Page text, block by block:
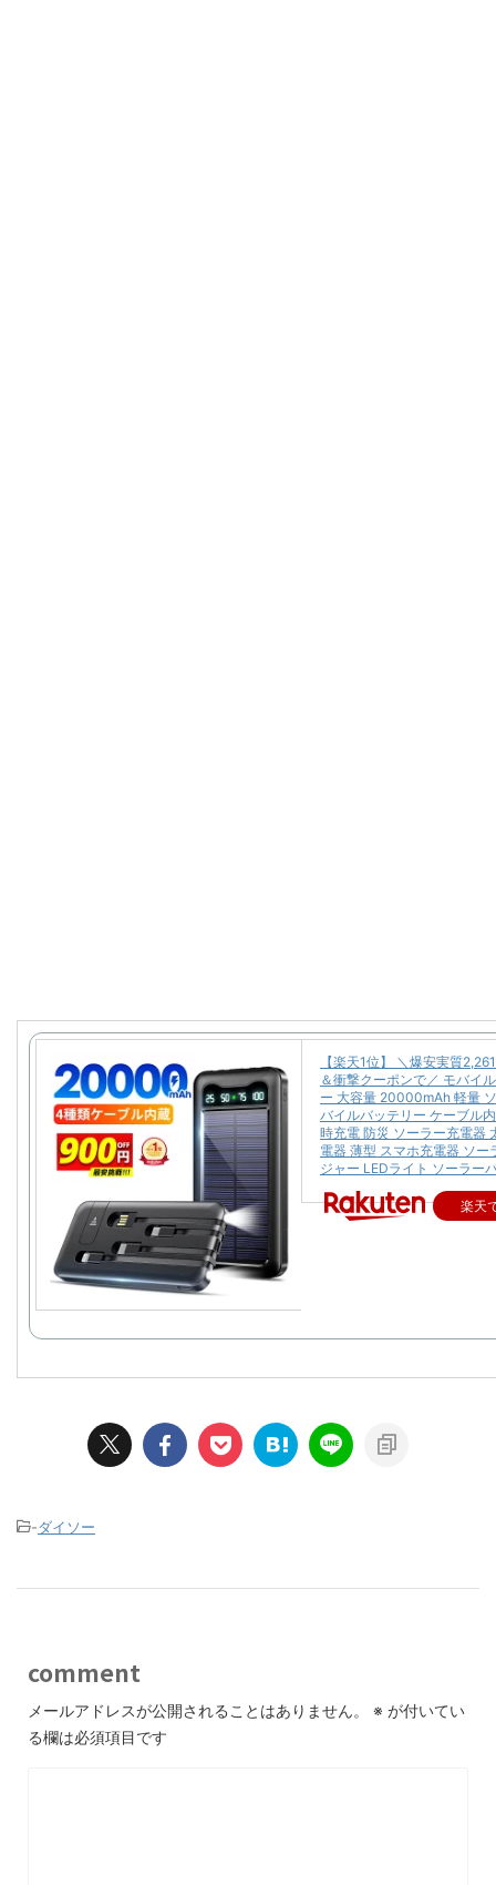
【楽天1位】 ＼爆安実質
＆衝撃クーポンで／ モバイ
ー 大容量 20000mAh 軽量
バイルバッテリー ケーブル
時充電 防災 ソーラー充電器
電器 薄型 スマホ充電器 ソー
ジャー LEDライト ソーラー
楽天
-ダイソー
comment
メールアドレスが公開されることはありません。 ※ が付いてい
る欄は必須項目です